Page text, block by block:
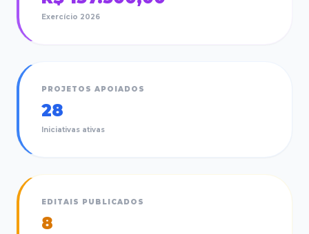
Exercício 2026
PROJETOS APOIADOS
28
Iniciativas ativas
EDITAIS PUBLICADOS
8